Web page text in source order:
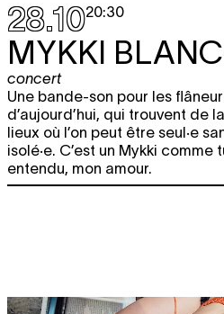
28.1020:30
MYKKI
concert
Une bande-son pour les
d’aujourd’hui, qui trouvent de
lieux où l’on peut être seul·e
isolé·e. C’est un Mykki comme
entendu, mon amour.